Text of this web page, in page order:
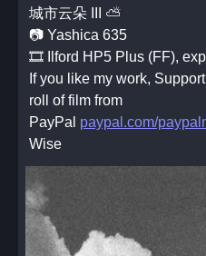
城市云朵 III ⛅️
📷 Yashica 635
🎞️ Ilford HP5 Plus (FF),
If you like my work,
roll of film from
PayPal paypal.com/
Wise